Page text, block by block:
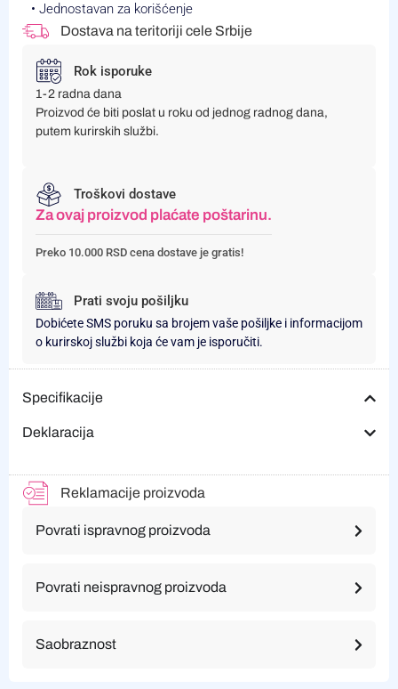
• Jednostavan za korišćenje
Dostava na teritoriji cele Srbije
Rok isporuke
1-2 radna dana
Proizvod će biti poslat u roku od jednog radnog dana,
putem kurirskih službi.
Troškovi dostave
Za ovaj proizvod plaćate poštarinu.
Preko 10.000 RSD cena dostave je gratis!
Prati svoju pošiljku
Dobićete SMS poruku sa brojem vaše pošiljke i informacijom
o kurirskoj službi koja će vam je isporučiti.
Specifikacije
Deklaracija
Reklamacije proizvoda
Povrati ispravnog proizvoda
Povrati neispravnog proizvoda
Saobraznost